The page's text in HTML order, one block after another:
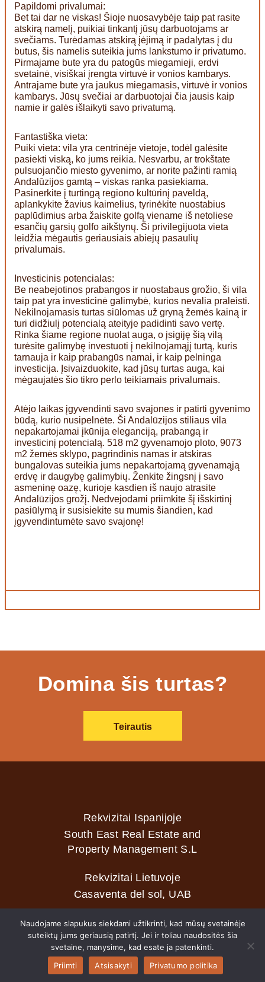
Papildomi privalumai:
Bet tai dar ne viskas! Šioje nuosavybėje taip pat rasite
atskirą namelį, puikiai tinkantį jūsų darbuotojams ar
svečiams. Turėdamas atskirą įėjimą ir padalytas į du
butus, šis namelis suteikia jums lankstumo ir privatumo.
Pirmajame bute yra du patogūs miegamieji, erdvi
svetainė, visiškai įrengta virtuvė ir vonios kambarys.
Antrajame bute yra jaukus miegamasis, virtuvė ir vonios
kambarys. Jūsų svečiai ar darbuotojai čia jausis kaip
namie ir galės išlaikyti savo privatumą.
Fantastiška vieta:
Puiki vieta: vila yra centrinėje vietoje, todėl galėsite
pasiekti viską, ko jums reikia. Nesvarbu, ar trokštate
pulsuojančio miesto gyvenimo, ar norite pažinti ramią
Andalūzijos gamtą – viskas ranka pasiekiama.
Pasinerkite į turtingą regiono kultūrinį paveldą,
aplankykite žavius kaimelius, tyrinėkite nuostabius
paplūdimius arba žaiskite golfą viename iš netoliese
esančių garsių golfo aikštynų. Ši privilegijuota vieta
leidžia mėgautis geriausiais abiejų pasaulių
privalumais.
Investicinis potencialas:
Be neabejotinos prabangos ir nuostabaus grožio, ši vila
taip pat yra investicinė galimybė, kurios nevalia praleisti.
Nekilnojamasis turtas siūlomas už gryną žemės kainą ir
turi didžiulį potencialą ateityje padidinti savo vertę.
Rinka šiame regione nuolat auga, o įsigiję šią vilą
turėsite galimybę investuoti į nekilnojamąjį turtą, kuris
tarnauja ir kaip prabangūs namai, ir kaip pelninga
investicija. Įsivaizduokite, kad jūsų turtas auga, kai
mėgaujatės šio tikro perlo teikiamais privalumais.
Atėjo laikas įgyvendinti savo svajones ir patirti gyvenimo
būdą, kurio nusipelnėte. Ši Andalūzijos stiliaus vila
nepakartojamai įkūnija eleganciją, prabangą ir
investicinį potencialą. 518 m2 gyvenamojo ploto, 9073
m2 žemės sklypo, pagrindinis namas ir atskiras
bungalovas suteikia jums nepakartojamą gyvenamąją
erdvę ir daugybę galimybių. Ženkite žingsnį į savo
asmeninę oazę, kurioje kasdien iš naujo atrasite
Andalūzijos grožį. Nedvejodami priimkite šį išskirtinį
pasiūlymą ir susisiekite su mumis šiandien, kad
įgyvendintumėte savo svajonę!
Domina šis turtas?
Teirautis
Rekvizitai Ispanijoje
South East Real Estate and
Property Management S.L
Rekvizitai Lietuvoje
Casaventa del sol, UAB
2026 © Casaventa del sol
Naudojame slapukus siekdami užtikrinti, kad mūsų svetainėje
suteiktų jums geriausią patirtį. Jei ir toliau naudositės šia
svetaine, manysime, kad esate ja patenkinti.
Priimti
Atsisakyti Privatumo politika